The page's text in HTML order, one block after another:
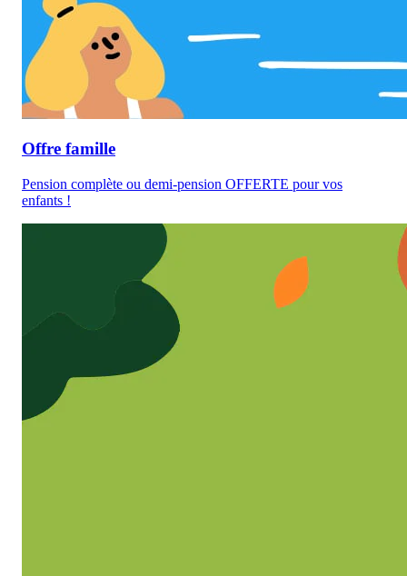
Offre famille
Pension complète ou demi-pension OFFERTE pour vos
enfants !